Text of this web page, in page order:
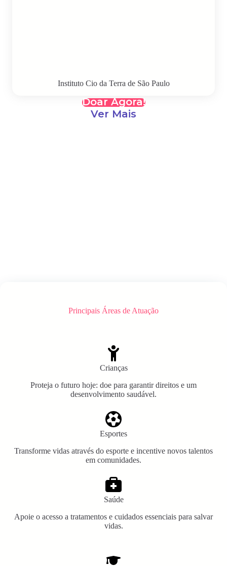
Instituto Cio da Terra de São Paulo
Doar Agora!
Ver Mais
Principais Áreas de Atuação
Crianças
Proteja o futuro hoje: doe para garantir direitos e um
desenvolvimento saudável.
Esportes
Transforme vidas através do esporte e incentive novos talentos
em comunidades.
Saúde
Apoie o acesso a tratamentos e cuidados essenciais para salvar
vidas.